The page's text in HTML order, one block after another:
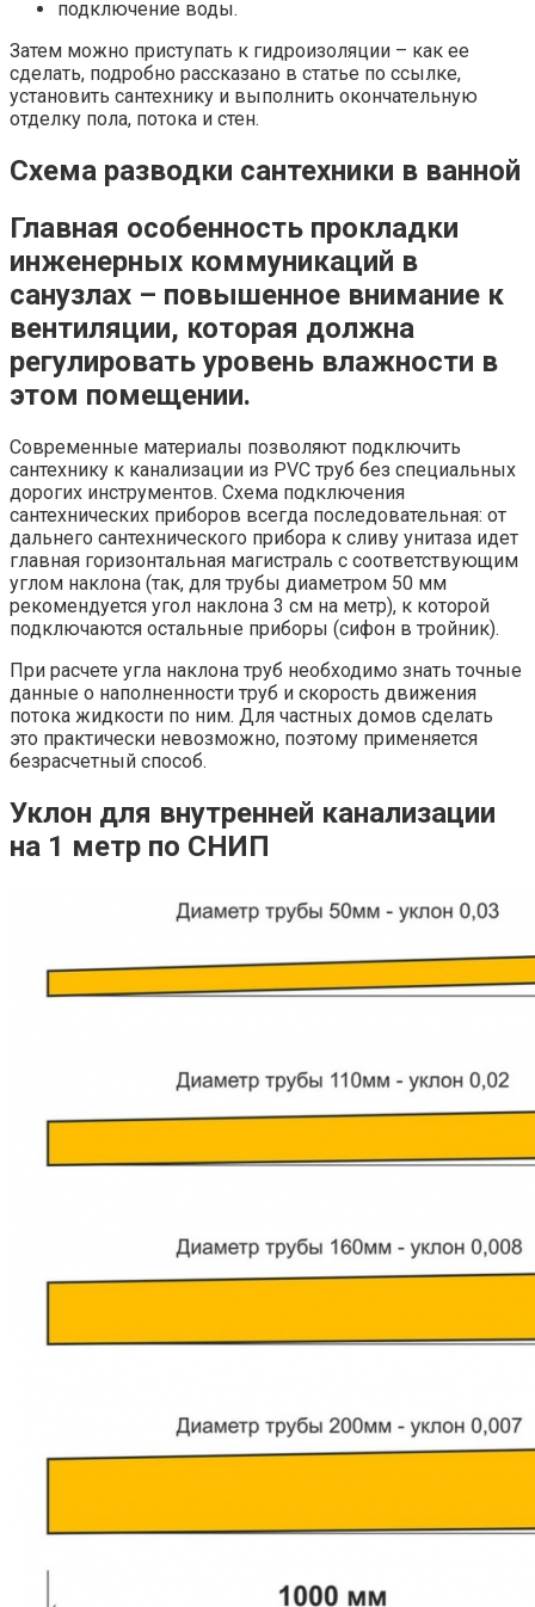
подключение воды.
Затем можно приступать к гидроизоляции – как ее
сделать, подробно рассказано в статье по ссылке,
установить сантехнику и выполнить окончательную
отделку пола, потока и стен.
Схема разводки сантехники в ванной
Главная особенность прокладки
инженерных коммуникаций в
санузлах – повышенное внимание к
вентиляции, которая должна
регулировать уровень влажности в
этом помещении.
Современные материалы позволяют подключить
сантехнику к канализации из PVC труб без специальных
дорогих инструментов. Схема подключения
сантехнических приборов всегда последовательная: от
дальнего сантехнического прибора к сливу унитаза идет
главная горизонтальная магистраль с соответствующим
углом наклона (так, для трубы диаметром 50 мм
рекомендуется угол наклона 3 см на метр), к которой
подключаются остальные приборы (сифон в тройник).
При расчете угла наклона труб необходимо знать точные
данные о наполненности труб и скорость движения
потока жидкости по ним. Для частных домов сделать
это практически невозможно, поэтому применяется
безрасчетный способ.
Уклон для внутренней канализации
на 1 метр по СНИП